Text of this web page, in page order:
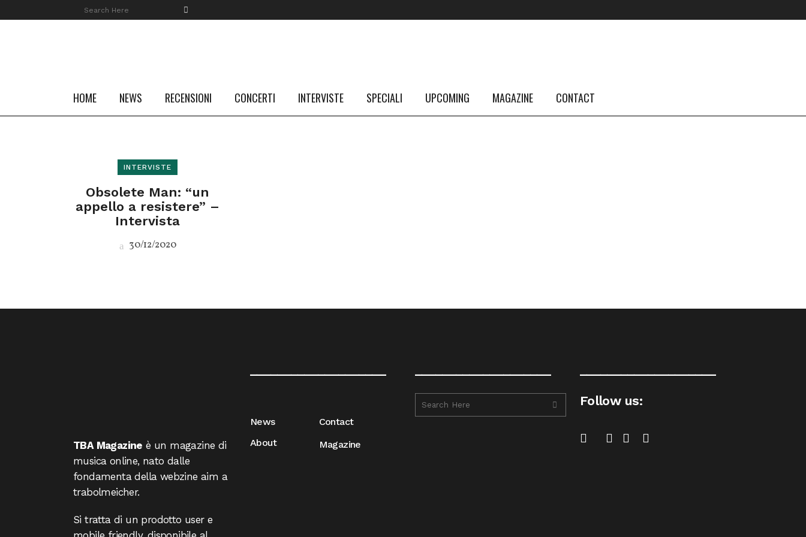
HOME NEWS RECENSIONI CONCERTI INTERVISTE SPECIALI UPCOMING MAGAZINE CONTACT
INTERVISTE
Obsolete Man: “un
appello a resistere” –
Intervista
30/12/2020
FOLLOW US #TBA
INSTAGRAM FEED
TBA Magazine è un magazine di
musica online, nato dalle
fondamenta della webzine aim a
trabolmeicher.
Si tratta di un prodotto user e
News
About
Contact
Magazine
Follow us: